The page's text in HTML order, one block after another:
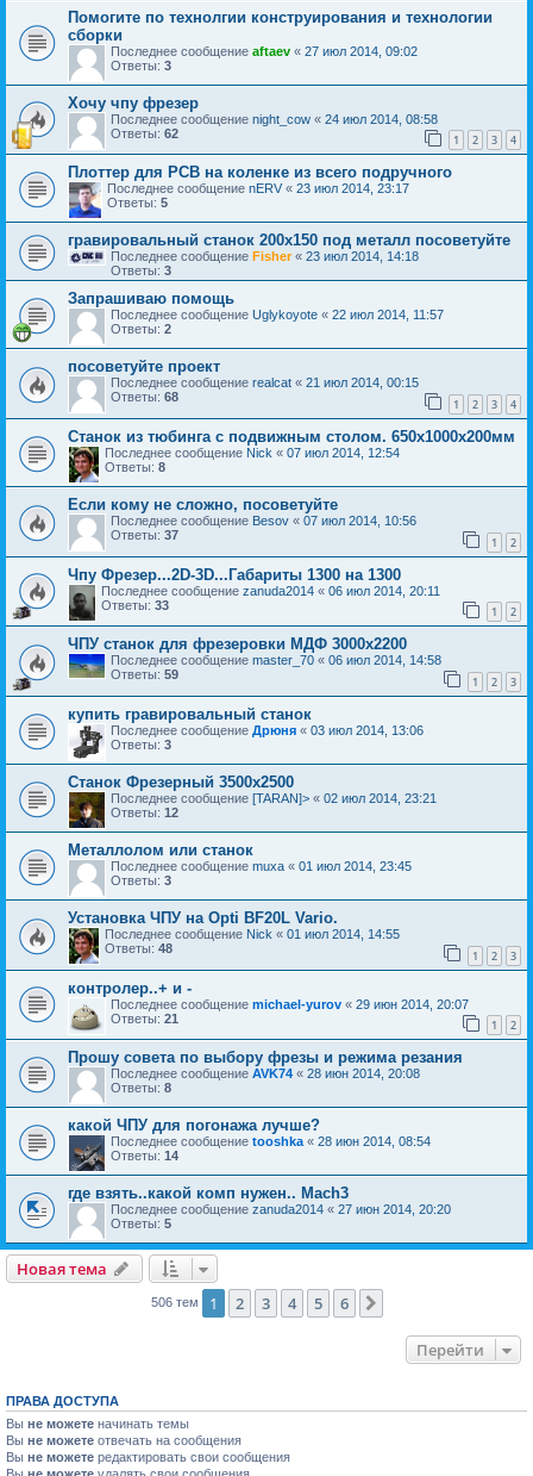
Помогите по технолгии конструирования и технологии
сборки
Последнее сообщение aftaev « 27 июл 2014, 09:02
Ответы: 3
Хочу чпу фрезер
Последнее сообщение night_cow « 24 июл 2014, 08:58
Ответы: 62 1 2 3 4
Плоттер для PCB на коленке из всего подручного
Последнее сообщение nERV « 23 июл 2014, 23:17
Ответы: 5
гравировальный станок 200х150 под металл посоветуйте
Последнее сообщение Fisher« 23 июл 2014, 14:18
Ответы: 3
Запрашиваю помощь
Последнее сообщение Uglykoyote « 22 июл 2014, 11:57
Ответы: 2
посоветуйте проект
Последнее сообщение realcat « 21 июл 2014, 00:15
Ответы: 68 1 2 3 4
Станок из тюбинга с подвижным столом. 650х1000х200мм
Последнее сообщение Nick « 07 июл 2014, 12:54
Ответы: 8
Если кому не сложно, посоветуйте
Последнее сообщение Besov « 07 июл 2014, 10:56
Ответы: 37 1 2
Чпу Фрезер...2D-3D...Габариты 1300 на 1300
Последнее сообщение zanuda2014 « 06 июл 2014, 20:11
Ответы: 33 1 2
ЧПУ станок для фрезеровки МДФ 3000x2200
Последнее сообщение master_70 « 06 июл 2014, 14:58
Ответы: 59 1 2 3
купить гравировальный станок
Последнее сообщение Дрюня « 03 июл 2014, 13:06
Ответы: 3
Станок Фрезерный 3500х2500
Последнее сообщение [TARAN]> « 02 июл 2014, 23:21
Ответы: 12
Металлолом или станок
Последнее сообщение muxa « 01 июл 2014, 23:45
Ответы: 3
Установка ЧПУ на Opti BF20L Vario.
Последнее сообщение Nick « 01 июл 2014, 14:55
Ответы: 48 1 2 3
контролер..+ и -
Последнее сообщение michael-yurov « 29 июн 2014, 20:07
Ответы: 21 1 2
Прошу совета по выбору фрезы и режима резания
Последнее сообщение AVK74 « 28 июн 2014, 20:08
Ответы: 8
какой ЧПУ для погонажа лучше?
Последнее сообщение tooshka « 28 июн 2014, 08:54
Ответы: 14
где взять..какой комп нужен.. Mach3
Последнее сообщение zanuda2014 « 27 июн 2014, 20:20
Ответы: 5
Новая тема
506 тем 1 2 3 4 5 6
Перейти
ПРАВА ДОСТУПА
Вы не можете начинать темы
Вы не можете отвечать на сообщения
Вы не можете редактировать свои сообщения